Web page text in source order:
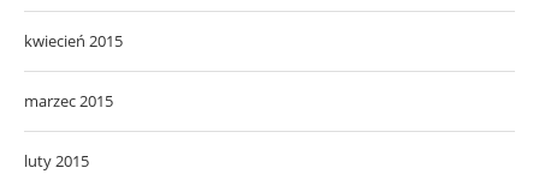
kwiecień 2015
marzec 2015
luty 2015